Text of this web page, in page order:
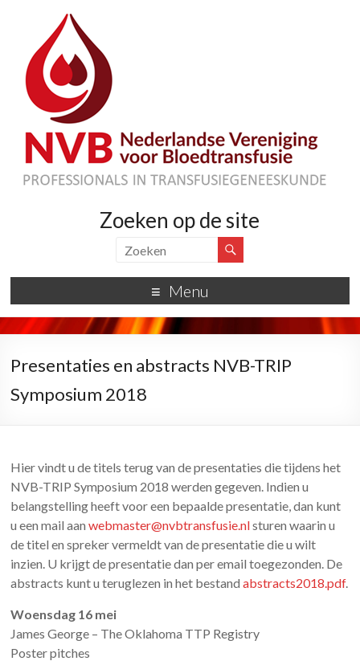
Zoeken op de site
Menu
Presentaties en abstracts NVB-TRIP
Symposium 2018
Hier vindt u de titels terug van de presentaties die tijdens het
NVB-TRIP Symposium 2018 werden gegeven. Indien u
belangstelling heeft voor een bepaalde presentatie, dan kunt
u een mail aanwebmaster@nvbtransfusie.nlsturen waarin u
de titel en spreker vermeldt van de presentatie die u wilt
inzien. U krijgt de presentatie dan per email toegezonden. De
abstracts kunt u teruglezen in het bestandabstracts2018.pdf.
Woensdag 16 mei
James George – The Oklahoma TTP Registry
Poster pitches